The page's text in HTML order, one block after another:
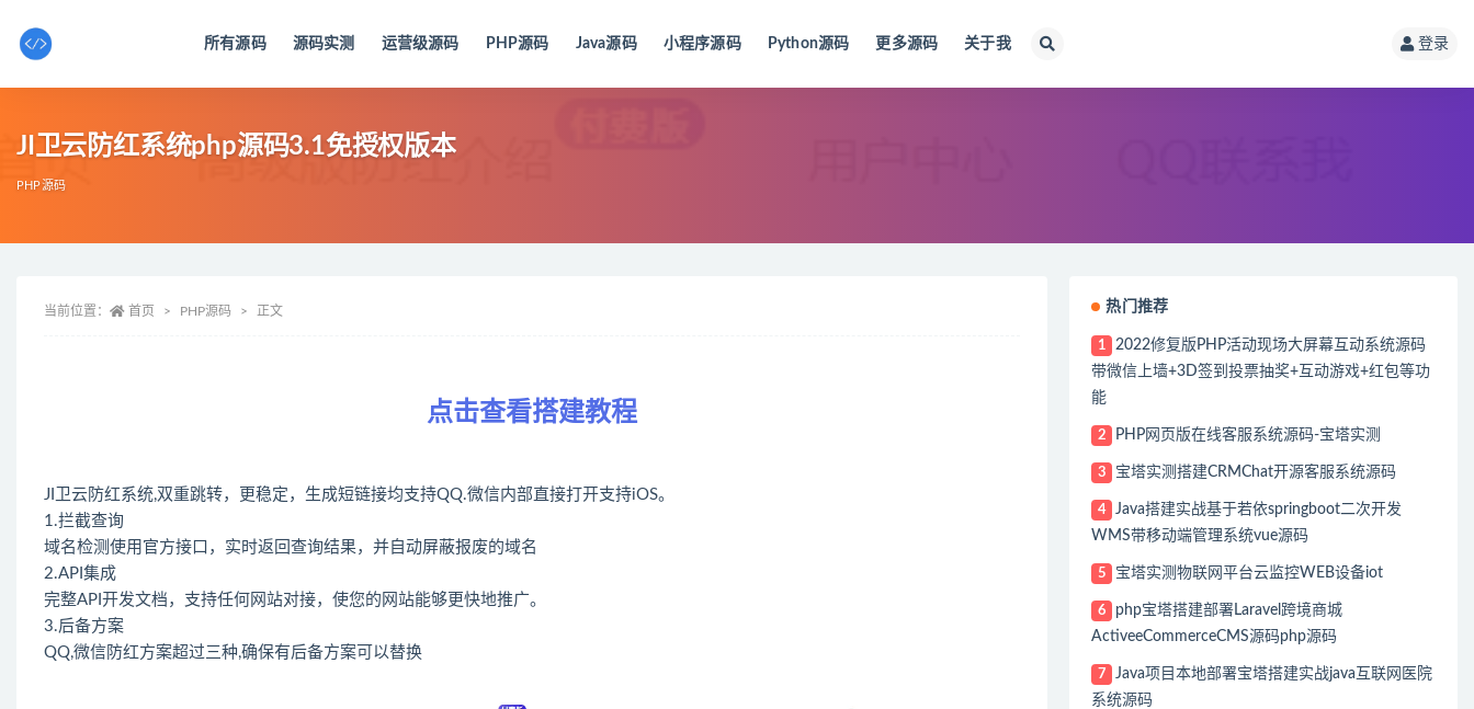
所有源码 源码实测 运营级源码 PHP源码 Java源码 小程序源码 Python源码 更多源码 关于我 登录
JI卫云防红系统php源码3.1免授权版本
PHP源码
当前位置： 首页 PHP源码 正文
点击查看搭建教程
JI卫云防红系统,双重跳转，更稳定，生成短链接均支持QQ.微信内部直接打开支持iOS。
1.拦截查询
域名检测使用官方接口，实时返回查询结果，并自动屏蔽报废的域名
2.API集成
完整API开发文档，支持任何网站对接，使您的网站能够更快地推广。
3.后备方案
热门推荐
1
2022修复版PHP活动现场大屏幕互动系统源码
带微信上墙+3D签到投票抽奖+互动游戏+红包等功
能
2 PHP网页版在线客服系统源码-宝塔实测
3 宝塔实测搭建CRMChat开源客服系统源码
4
Java搭建实战基于若依springboot二次开发
WMS带移动端管理系统vue源码
5 宝塔实测物联网平台云监控WEB设备iot
6
php宝塔搭建部署Laravel跨境商城
ActiveeCommerceCMS源码php源码
7
Java项目本地部署宝塔搭建实战java互联网医院
系统源码